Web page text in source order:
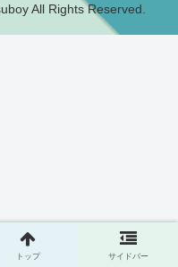
All Rights Reserved.
トップ サイドバー